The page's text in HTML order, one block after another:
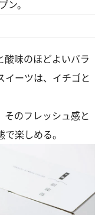
ン。
味のほどよいバラ
イーツは、イチゴと
のフレッシュ感と
楽しめる。